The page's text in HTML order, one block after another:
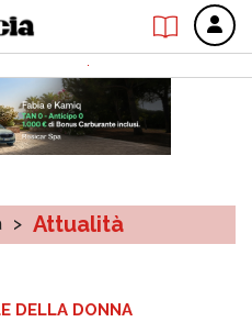
> Attualità
DELLA DONNA